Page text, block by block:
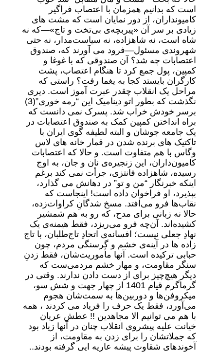
است که بدانیم همزمان با اعتصاب فراگیر
کامیونداران، از دور نمایان است که مشت های
زیادی بر سر آن «پیر‌بچه‌ی بی‌تخت و تاج»—که نه
شاه است، نه شاهزاده، نه سیاست‌مدار، نه حتی
شهروندی مسئول—فرود می آورند که، صندوق
اعتصابات چه شد؟ آن صندوقی که با غوغا و
کمپین، پول جمع کرد تا هنگام اعتصاب، پشت
کارگران بایستد کجا به یغما رفت؟ راستی که
مراحل یک انقلاب چقدر عبرت آموز است. دیری
نگذشت که بطور اتو دینامیک این “رمه خوری”(3)
برسر خودش خراب شد. پسرک نمی دانست که
براه انداختن کمپین کمک به صندوق اعتصابات در
یک جامعه جوشان و البته لطیفه گوی ایران با
تاکتیک های برنده شدن در قمار خانه های لاس
وگاس با هم متفاوت است. و حالا که اعتصابات
کامیون‌داران، این زنجیره‌ی نان و جان، به اوج
رسیده، شاهزاده فانتزی، جرأت نمی کند برغم
اینکه خبرنگار “من و تو” در دهانش می گذارد،
بپذیرد، او فراخوان داده است! اینجاست که
نقاب‌ها فرو می‌افتد. مسخ‌ شدگانِ کراوات‌زده،
حالا نه زبانی برای مدح، که رو به هم شمشیر
کشیده‌اند. آن‌چه فرو می‌ریزد، فقط هیمنه‌ی یک
نهادِ جعلی نیست؛ افسانه‌ی اتحادِ تاج‌طلبان، با تاج
زاده ها در آینه‌ی خشم و گرسنگی مردم، چون
حبابی ترکیده است. آنها مأموریت‌شان، فقط زدنِ
سنگر مقاومت، و مهار خشم مردمی‌ست که
دیگر هیچ‌چیز برای از دست دادن ندارند. وقتی در
گرماگرم قیام 1401 از چهار جهت و شش سو،
میکروفن‌ها و دوربین‌ها به سمت‌شان هجوم
می‌آورد، فقط یک حرف را فریاد می کردند ، همه
با هم می توانیم الا مجاهدین !! عطش عریان
خیانت علیه پیشروی انقلاب چنان در آنها زیاد بود
که جملاتشان را برای زدن به مقاومت، از
آخوندهای شقاوت پیشه عاریه ایی گرفته بودند..